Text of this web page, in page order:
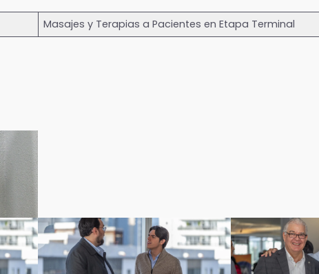
Masajes y Terapias a Pacientes en Etapa Terminal